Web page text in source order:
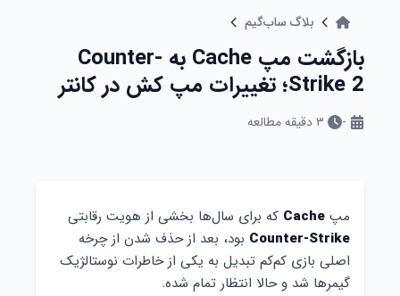
بلاگ ساب‌گیم
بازگشت مپ Cache به Counter-
Strike 2؛ تغییرات مپ کش در کانتر
- ۳دقیقه مطالعه
مپ Cache که برای سال‌ها بخشی از هویت رقابتی
Counter-Strike بود، بعد از حذف شدن از چرخه
اصلی بازی کم‌کم تبدیل به یکی از خاطرات نوستالژیک
گیمرها شد و حالا انتظار تمام شده.